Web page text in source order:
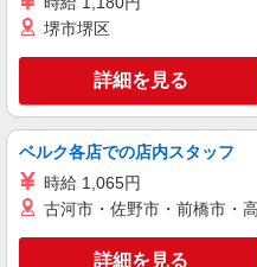
≪矢川駅≫
【正社員
給：200,000
30,000円 ・
善手当：
により変動）
間） ※固定
手当として
（上記給与とは別に支
歓迎 ・認知
者研修 ・介
東京都国
職業紹介
堺市堺区
詳細を見る
ベルク各店での店内スタッフ
時給 1,065円
古河市・佐野市・前橋市・
詳細を見る